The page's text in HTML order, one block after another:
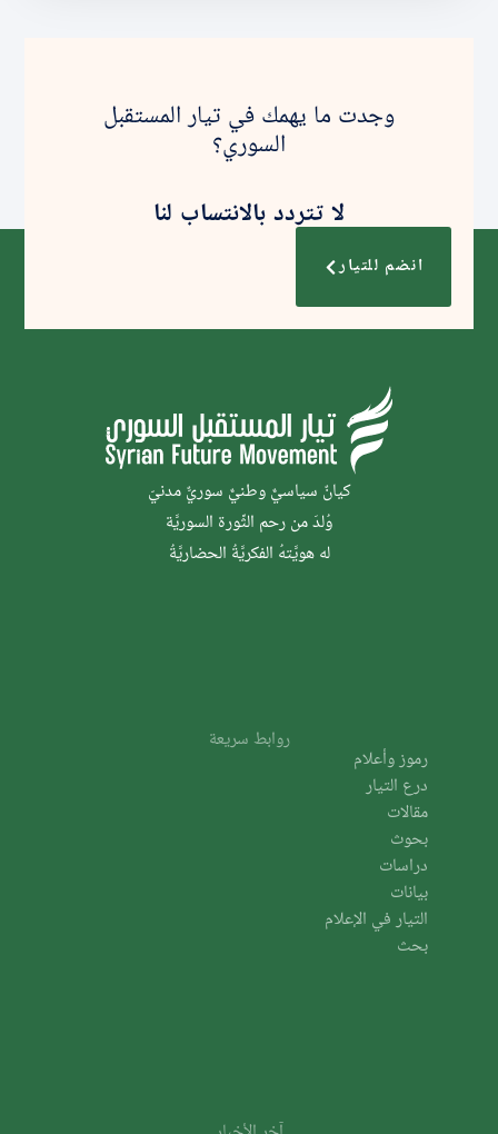
وجدت ما يهمك في تيار المستقبل
السوري؟
لا تتردد بالانتساب لنا
انضم للتيار
كيانٌ سياسيٌّ وطنيٌّ سوريٌّ مدنيّ
وُلدَ من رحم الثَّورة السوريَّة
له هويَّتهُ الفكريَّةُ الحضاريَّةُ
روابط سريعة
رموز وأعلام
درع التيار
مقالات
بحوث
دراسات
بيانات
التيار في الإعلام
بحث